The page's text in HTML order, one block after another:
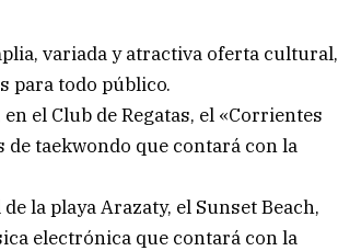
variada y atractiva oferta cultural,
para todo público.
el Club de Regatas, el «Corrientes
taekwondo que contará con la
la playa Arazaty, el Sunset Beach,
electrónica que contará con la